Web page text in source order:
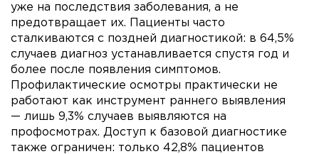
уже на последствия заболевания, а не
предотвращает их. Пациенты часто
сталкиваются с поздней диагностикой: в 64,5%
случаев диагноз устанавливается спустя год и
более после появления симптомов.
Профилактические осмотры практически не
работают как инструмент раннего выявления
— лишь 9,3% случаев выявляются на
профосмотрах. Доступ к базовой диагностике
также ограничен: только 42,8% пациентов